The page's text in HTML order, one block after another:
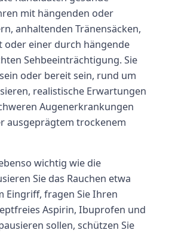
mit hängenden oder
anhaltenden Tränensäcken,
einer durch hängende
Sehbeeinträchtigung. Sie
oder bereit sein, rund um
realistische Erwartungen
Augenerkrankungen
ausgeprägtem trockenem
wichtig wie die
Sie das Rauchen etwa
Eingriff, fragen Sie Ihren
Aspirin, Ibuprofen und
sollen, schützen Sie